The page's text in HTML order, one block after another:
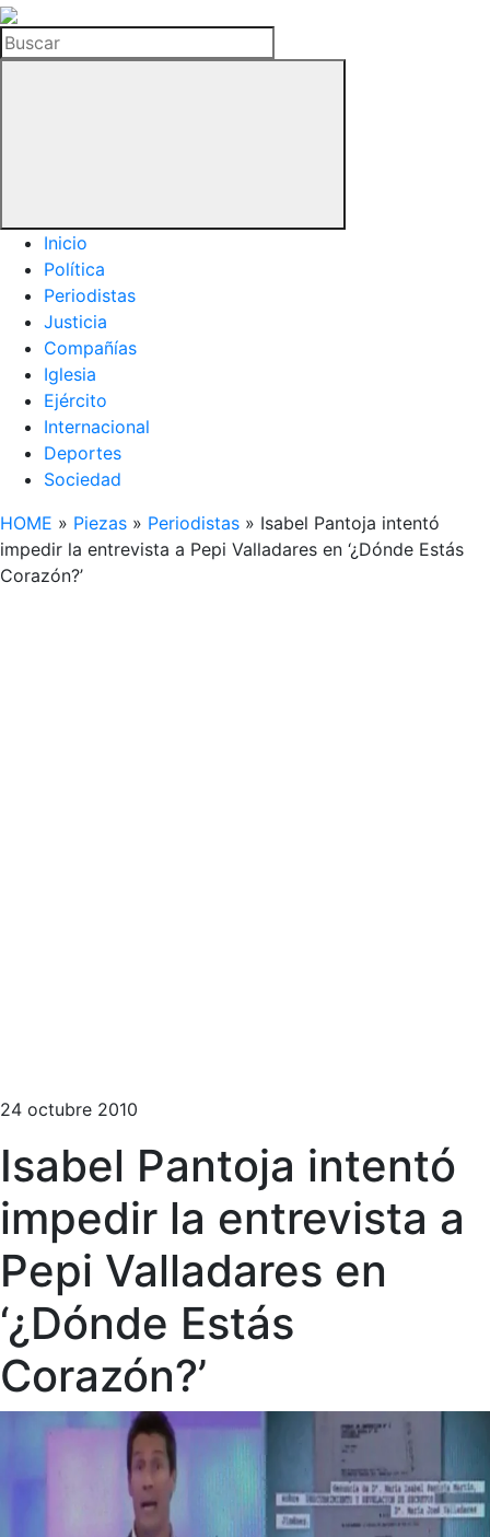
La
Hemeroteca
del
Buscar
Inicio
Política
Periodistas
Justicia
Compañías
Iglesia
Ejército
Internacional
Deportes
Sociedad
HOME » Piezas » Periodistas » Isabel Pantoja intentó
impedir la entrevista a Pepi Valladares en ‘¿Dónde Estás
Corazón?’
24 octubre 2010
Isabel Pantoja intentó
impedir la entrevista a
Pepi Valladares en
‘¿Dónde Estás
Corazón?’